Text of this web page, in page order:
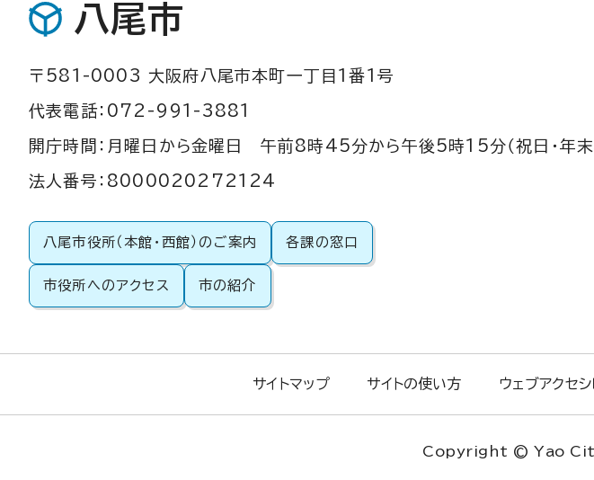
八尾市
〒581-0003 大阪府八尾市本町一丁目1番1号
代表電話：072-991-3881
開庁時間：月曜日から金曜日 午前8時45分から午後5時15分（祝日・年末
法人番号：8000020272124
八尾市役所（本館・西館）のご案内 各課の窓口
市役所へのアクセス 市の紹介
サイトマップ サイトの使い方 ウェブアクセ
Copyright © Yao